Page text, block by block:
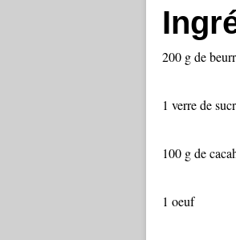
200 g de
1 verre de
100 g de
1 oeuf